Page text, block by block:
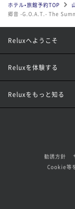
ホテル•旅館予約TOP
郷音 -G.O.A.T.- The
Reluxへようこそ
Reluxを体験する
Reluxをもっと知る
勧誘方針
Cookie等